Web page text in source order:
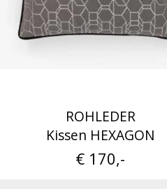
ROHLEDER
Kissen HEXAGON
€ 170,-